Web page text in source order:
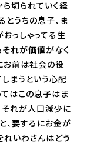
ら切られていく経
とうちの息子、ま
っしゃってる生
れが価値がなく
お前は社会の役
まうという心配
てはこの息子はま
それが人口減少に
、要するにお金が
れいわさんはどう